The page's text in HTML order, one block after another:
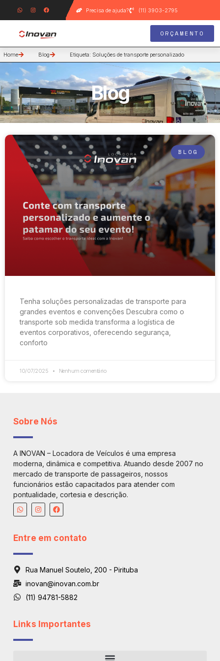
Precisa de ajuda? (11) 3903-2795
ORÇAMENTO
Home Blog Etiqueta: Soluções de transporte personalizado
Blog
BLOG
Tenha soluções personalizadas de transporte para
grandes eventos e convenções Descubra como o
transporte sob medida transforma a logística de
eventos corporativos, oferecendo segurança,
conforto
10/07/2025 Nenhum comentário
Sobre Nós
A INOVAN – Locadora de Veículos é uma empresa
moderna, dinâmica e competitiva. Atuando desde 2007 no
mercado de transporte de passageiros, nossos
funcionários estão capacitados para atender com
pontualidade, cortesia e descrição.
Entre em contato
Rua Manuel Soutelo, 200 - Pirituba
inovan@inovan.com.br
(11) 94781-5882
Links Importantes